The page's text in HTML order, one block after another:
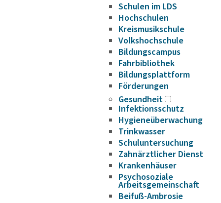
Schulen im LDS
Hochschulen
Kreismusikschule
Volkshochschule
Bildungscampus
Fahrbibliothek
Bildungsplattform
Förderungen
Gesundheit
Infektionsschutz
Hygieneüberwachung
Trinkwasser
Schuluntersuchung
Zahnärztlicher Dienst
Krankenhäuser
Psychosoziale
Arbeitsgemeinschaft
Beifuß-Ambrosie